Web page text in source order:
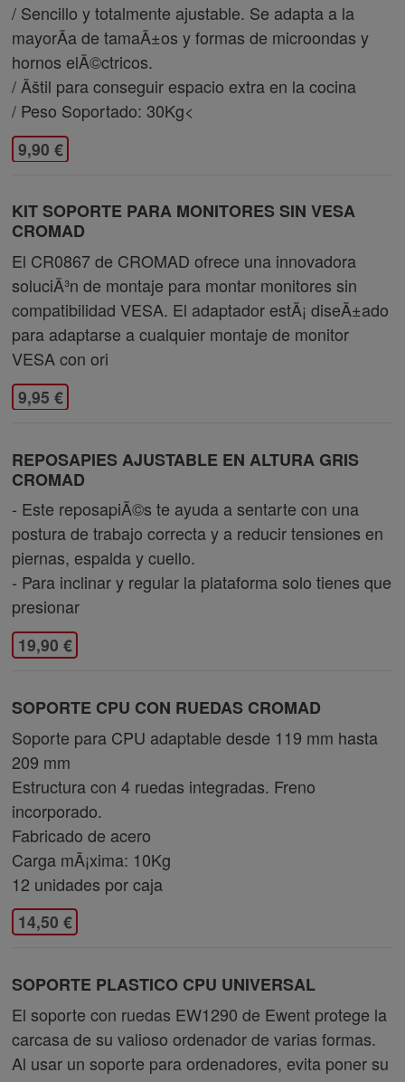
/ Sencillo y totalmente ajustable. Se adapta a la
mayorÃ­a de tamaÃ±os y formas de microondas y
hornos elÃ©ctricos.
/ Ãštil para conseguir espacio extra en la cocina
/ Peso Soportado: 30Kg<
9,90 €
KIT SOPORTE PARA MONITORES SIN VESA
CROMAD
El CR0867 de CROMAD ofrece una innovadora
soluciÃ³n de montaje para montar monitores sin
compatibilidad VESA. El adaptador estÃ¡ diseÃ±ado
para adaptarse a cualquier montaje de monitor
VESA con ori
9,95 €
REPOSAPIES AJUSTABLE EN ALTURA GRIS
CROMAD
- Este reposapiÃ©s te ayuda a sentarte con una
postura de trabajo correcta y a reducir tensiones en
piernas, espalda y cuello.
- Para inclinar y regular la plataforma solo tienes que
presionar
19,90 €
SOPORTE CPU CON RUEDAS CROMAD
Soporte para CPU adaptable desde 119 mm hasta
209 mm
Estructura con 4 ruedas integradas. Freno
incorporado.
Fabricado de acero
Carga mÃ¡xima: 10Kg
12 unidades por caja
14,50 €
SOPORTE PLASTICO CPU UNIVERSAL
El soporte con ruedas EW1290 de Ewent protege la
carcasa de su valioso ordenador de varias formas.
Al usar un soporte para ordenadores, evita poner su